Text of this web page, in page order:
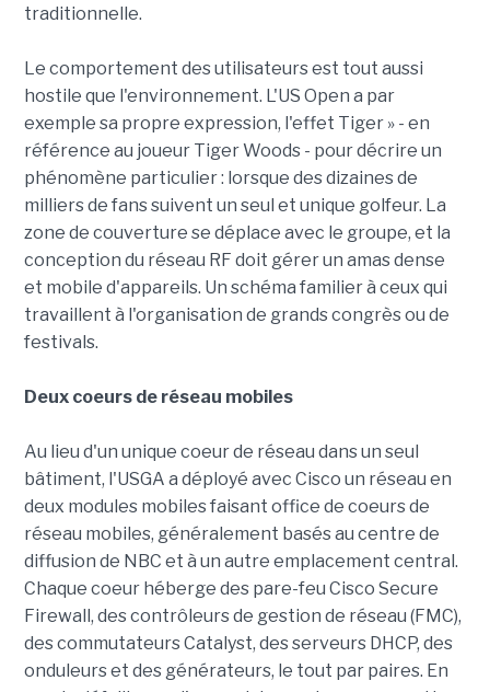
traditionnelle.
Le comportement des utilisateurs est tout aussi
hostile que l'environnement. L'US Open a par
exemple sa propre expression, l'effet Tiger » - en
référence au joueur Tiger Woods - pour décrire un
phénomène particulier : lorsque des dizaines de
milliers de fans suivent un seul et unique golfeur. La
zone de couverture se déplace avec le groupe, et la
conception du réseau RF doit gérer un amas dense
et mobile d'appareils. Un schéma familier à ceux qui
travaillent à l'organisation de grands congrès ou de
festivals.
Deux coeurs de réseau mobiles
Au lieu d'un unique coeur de réseau dans un seul
bâtiment, l'USGA a déployé avec Cisco un réseau en
deux modules mobiles faisant office de coeurs de
réseau mobiles, généralement basés au centre de
diffusion de NBC et à un autre emplacement central.
Chaque coeur héberge des pare-feu Cisco Secure
Firewall, des contrôleurs de gestion de réseau (FMC),
des commutateurs Catalyst, des serveurs DHCP, des
onduleurs et des générateurs, le tout par paires. En